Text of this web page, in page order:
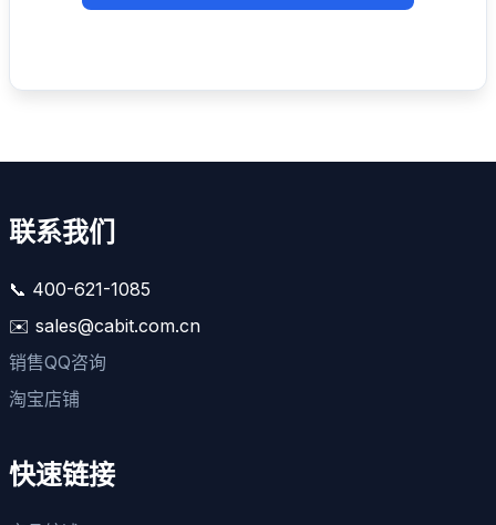
联系我们
📞 400-621-1085
✉️ sales@cabit.com.cn
销售QQ咨询
淘宝店铺
快速链接